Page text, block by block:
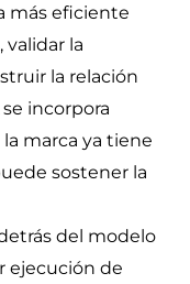
más eficiente
validar la
la relación
incorpora
marca ya tiene
sostener la
del modelo
ejecución de